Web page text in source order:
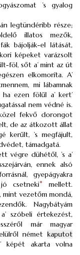
’s gyalog
legtündéribb része;
illatos mezők,
bájolják-el látását,
képeket varázsolt
föl, sőt a’ mint az út
elkomoríta. A’
mi lábamnak
ezen fölűl a’ kert’
nem védné is.
fekvő dorongot
de az átkozott állat
kerűlt, ’s megfájult,
támadgatá.
végre dühétől, ’s a’
ennek alsó
gyepágyakra
csetneki*
mellett.
mint vezetőm mondá,
Nagybátyám
szóbeli értekezést,
már magyar
német kaputot
képét akarta volna